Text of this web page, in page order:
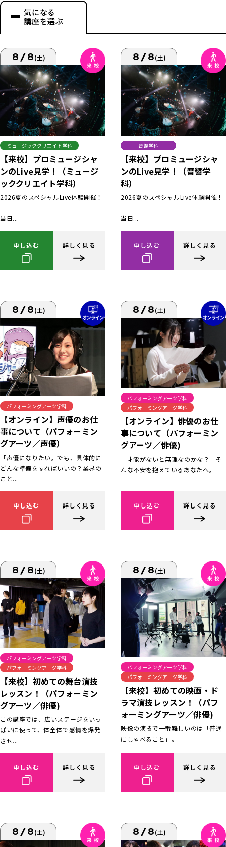
気になる
講座を選ぶ
8/8(土)
ミュージッククリエイト学科
【来校】プロミュージシャ
ンのLive見学！（ミュージ
ッククリエイト学科）
2026夏のスペシャルLive体験開催！
当日...
申し込む 詳しく見る
8/8(土)
音響学科
【来校】プロミュージシャ
ンのLive見学！（音響学
科）
2026夏のスペシャルLive体験開催！
当日...
申し込む 詳しく見る
8/8(土)
パフォーミングアーツ学科
【オンライン】声優のお仕
事について（パフォーミン
グアーツ／声優）
「声優になりたい。でも、具体的に
どんな準備をすればいいの？業界の
こと...
申し込む 詳しく見る
8/8(土)
パフォーミングアーツ学科
パフォーミングアーツ学科
【オンライン】俳優のお仕
事について（パフォーミン
グアーツ／俳優)
「才能がないと無理なのかな？」そ
んな不安を抱えているあなたへ。
申し込む 詳しく見る
8/8(土)
パフォーミングアーツ学科
パフォーミングアーツ学科
【来校】初めての舞台演技
レッスン！（パフォーミン
グアーツ／俳優)
この講座では、広いステージをいっ
ぱいに使って、体全体で感情を爆発
させ...
申し込む 詳しく見る
8/8(土)
パフォーミングアーツ学科
パフォーミングアーツ学科
【来校】初めての映画・ド
ラマ演技レッスン！（パフ
ォーミングアーツ／俳優)
映像の演技で一番難しいのは「普通
にしゃべること」。
申し込む 詳しく見る
8/8(土) 8/8(土)